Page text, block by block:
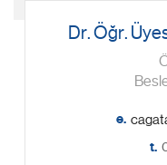
Dr. Öğr.
e.
t.